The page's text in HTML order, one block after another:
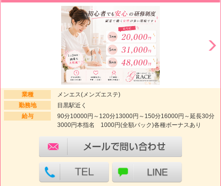
業種
メンエス(メンズエステ)
勤務地
目黒駅近く
給与
90分10000円～120分13000円～150分16000円～延長30分
3000円本指名 1000円(全額バック)各種ボーナスあり